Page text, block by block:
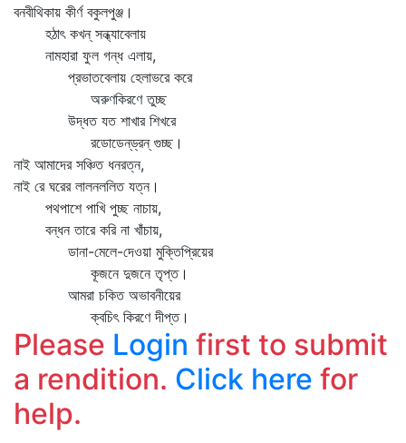
বনবীথিকায় কীর্ণ বকুলপুঞ্জ।
হঠাৎ কখন্‌ সন্ধ্যাবেলায়
নামহারা ফুল গন্ধ এলায়,
প্রভাতবেলায় হেলাভরে করে
অরুণকিরণে তুচ্ছ
উদ্ধত যত শাখার শিখরে
রডোডেন্‌ড্রন্‌ গুচ্ছ।
নাই আমাদের সঞ্চিত ধনরত্ন,
নাই রে ঘরের লালনললিত যত্ন।
পথপাশে পাখি পুচ্ছ নাচায়,
বন্ধন তারে করি না খাঁচায়,
ডানা-মেলে-দেওয়া মুক্তিপ্রিয়ের
কূজনে দুজনে তৃপ্ত।
আমরা চকিত অভাবনীয়ের
ক্বচিৎ কিরণে দীপ্ত।
Please Login first to submit
a rendition. Click here for
help.